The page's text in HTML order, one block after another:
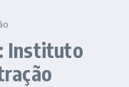
Instituto